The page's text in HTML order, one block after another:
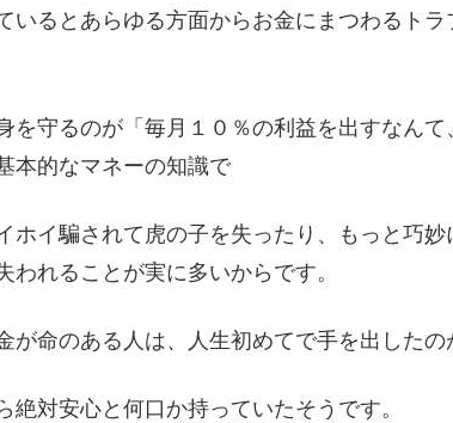
いるとあらゆる方面からお金にまつわるト
を守るのが「毎月１０％の利益を出すなん
本的なマネーの知識で
ホイ騙されて虎の子を失ったり、もっと巧
われることが実に多いからです。
が命のある人は、人生初めてで手を出した
絶対安心と何口か持っていたそうです。